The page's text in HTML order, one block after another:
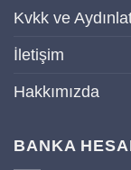
Kvkk ve
İletişim
Hakkımızda
BANKA